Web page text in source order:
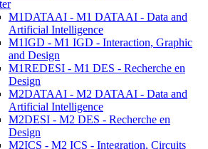
M1DATAAI - M1 DATAAI - Data and
Artificial Intelligence
M1IGD - M1 IGD - Interaction, Graphic
and Design
M1REDESI - M1 DES - Recherche en
Design
M2DATAAI - M2 DATAAI - Data and
Artificial Intelligence
M2DESI - M2 DES - Recherche en
Design
M2ICS - M2 ICS - Integration, Circuits